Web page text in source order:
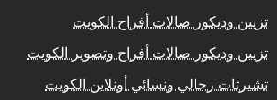
تزيين وديكور صالات أفراح الكويت
تزيين وديكور صالات أفراح وتصوير الكويت
تشيرتات رجالي ونسائي أونلاين الكويت